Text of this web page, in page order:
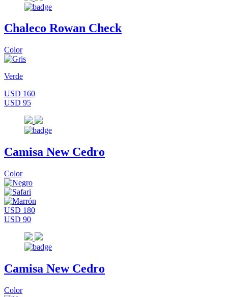
Chaleco Rowan Check
Color
Verde
USD 160
USD 95
Camisa New Cedro
Color
USD 180
USD 90
Camisa New Cedro
Color